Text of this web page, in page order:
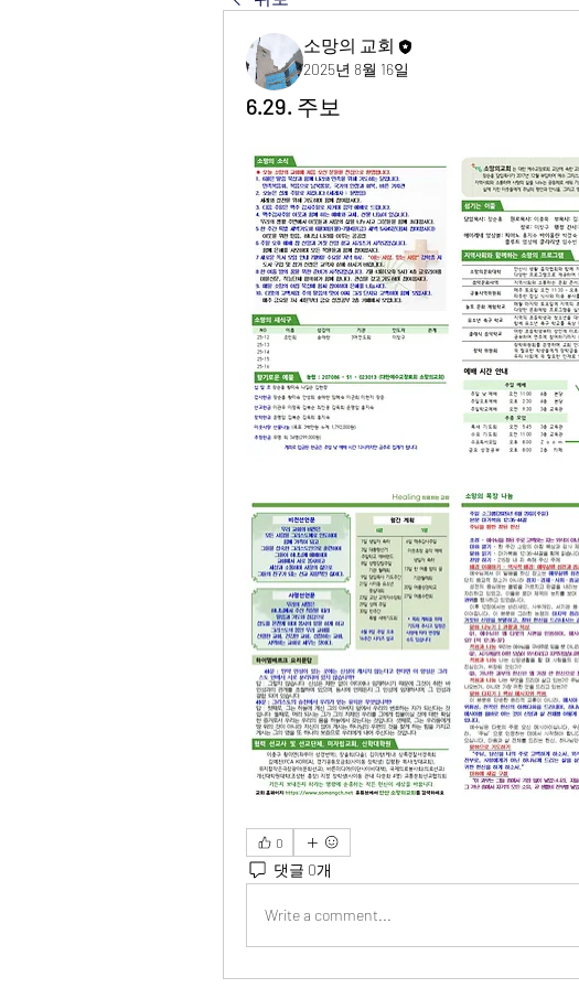
소망의 교회
2025년 8월 16일
6.29. 주보
0
댓글 0개
Write a comment...